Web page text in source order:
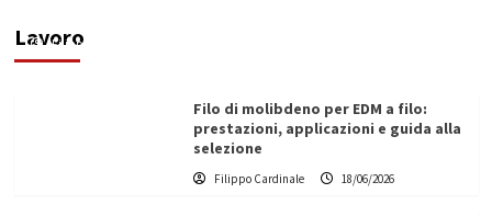
LavoroFilippo Cardinale
Filo di molibdeno per EDM a filo:
prestazioni, applicazioni e guida alla
selezione
Filippo Cardinale 18/06/2026